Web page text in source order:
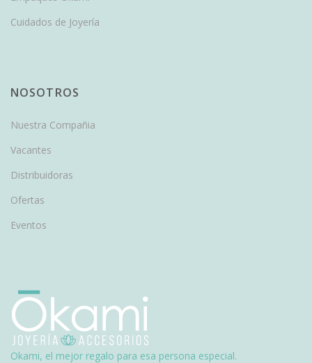
Cuidados de Joyería
NOSOTROS
Nuestra Compañia
Vacantes
Distribuidoras
Ofertas
Eventos
Okami, el mejor regalo para esa persona especial.